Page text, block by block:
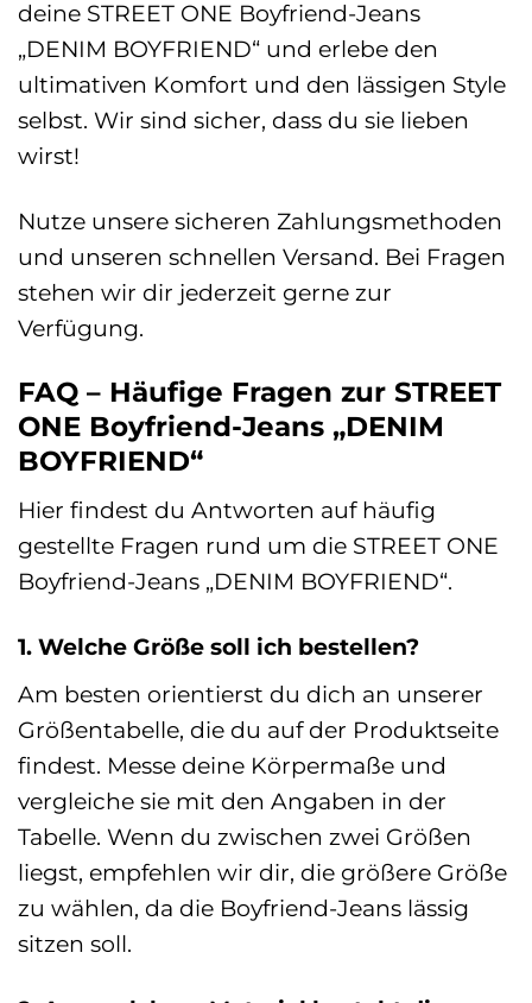
deine STREET ONE Boyfriend-Jeans
„DENIM BOYFRIEND“ und erlebe den
ultimativen Komfort und den lässigen Style
selbst. Wir sind sicher, dass du sie lieben
wirst!
Nutze unsere sicheren Zahlungsmethoden
und unseren schnellen Versand. Bei Fragen
stehen wir dir jederzeit gerne zur
Verfügung.
FAQ – Häufige Fragen zur STREET
ONE Boyfriend-Jeans „DENIM
BOYFRIEND“
Hier findest du Antworten auf häufig
gestellte Fragen rund um die STREET ONE
Boyfriend-Jeans „DENIM BOYFRIEND“.
1. Welche Größe soll ich bestellen?
Am besten orientierst du dich an unserer
Größentabelle, die du auf der Produktseite
findest. Messe deine Körpermaße und
vergleiche sie mit den Angaben in der
Tabelle. Wenn du zwischen zwei Größen
liegst, empfehlen wir dir, die größere Größe
zu wählen, da die Boyfriend-Jeans lässig
sitzen soll.